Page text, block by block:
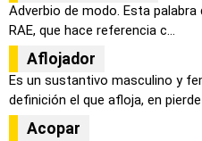
Adverbio de modo. Esta
RAE, que hace referencia c...
Aflojador
Es un sustantivo masculino y
definición el que afloja, en pierde
Acopar